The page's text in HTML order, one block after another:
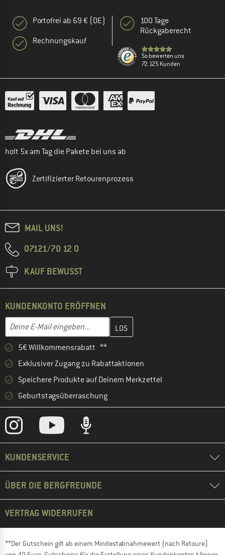
Portofrei ab 69 € (DE)
Rechnungskauf
100 Tage
Rückgaberecht
So bewerten uns
72.125 Kunden
holt 5x am Tag die Pakete bei uns ab
Zertifizierter Retourenprozess
MAIL UNS!
07121/70 12 0
KAUF BEWUSST
KUNDENKONTO ERÖFFNEN
E-Mail-Adresse
Gib hier deine E-Mail-Adresse ein und erstelle im nächsten
5€ Willkommensrabatt **
Exklusiver Zugang zu Rabattaktionen
Speichere Produkte auf Deinem Merkzettel
Geburtstagsüberraschung
KUNDENSERVICE
ÜBER DIE BERGFREUNDE
VERTRAG WIDERRUFEN
**Der Gutschein gilt ab einem Mindestabnahmewert (nach Retoure)